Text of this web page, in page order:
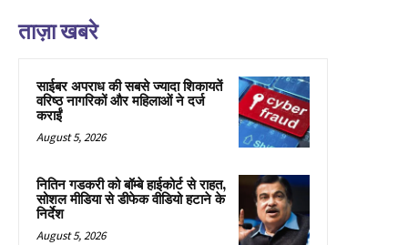
ताज़ा खबरे
साईबर अपराध की सबसे ज्यादा शिकायतें
वरिष्ठ नागरिकों और महिलाओं ने दर्ज
कराईं
August 5, 2026
नितिन गडकरी को बॉम्बे हाईकोर्ट से राहत,
सोशल मीडिया से डीफेक वीडियो हटाने के
निर्देश
August 5, 2026